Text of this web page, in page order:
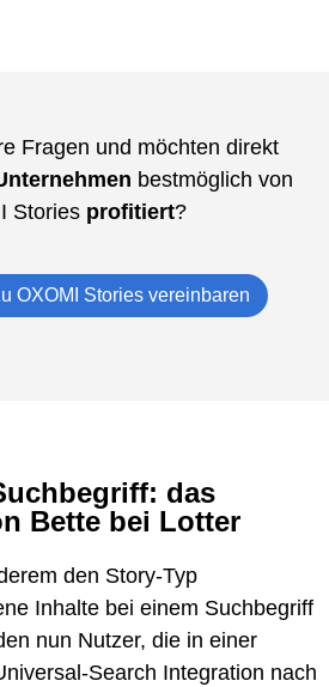
Fragen und möchten direkt
bestmöglich von
Stories profitiert?
OXOMI Stories vereinbaren
das
Bette bei Lotter
den Story-Typ
Inhalte bei einem Suchbegriff
nun Nutzer, die in einer
Search Integration nach